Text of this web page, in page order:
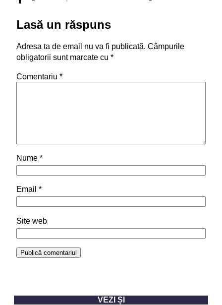
Lasă un răspuns
Adresa ta de email nu va fi publicată. Câmpurile
obligatorii sunt marcate cu *
Comentariu *
Nume *
Email *
Site web
VEZI ȘI